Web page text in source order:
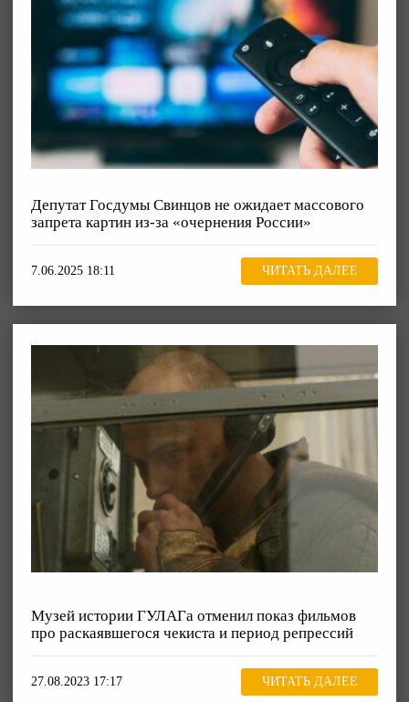
Депутат Госдумы Свинцов не ожидает массового
запрета картин из-за «очернения России»
7.06.2025 18:11 ЧИТАТЬ ДАЛЕЕ
Музей истории ГУЛАГа отменил показ фильмов
про раскаявшегося чекиста и период репрессий
27.08.2023 17:17 ЧИТАТЬ ДАЛЕЕ